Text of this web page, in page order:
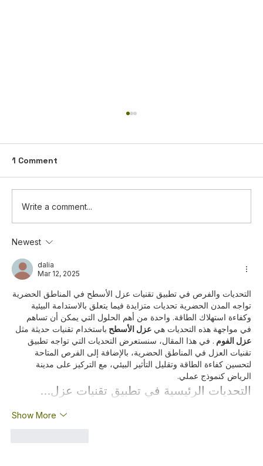
Distribute Bonus Shares
(Capitalization of Additional Paid-in
Capital / Share Premium)
1 Comment
Write a comment...
Newest
dalia
Mar 12, 2025
التحديات والفرص في تطبيق تقنيات عزل الأسطح في المناطق الحضرية
تواجه المدن الحضرية تحديات متزايدة فيما يتعلق بالاستدامة البيئية
وكفاءة استهلاك الطاقة. واحدة من أهم الحلول التي يمكن أن تساهم
في مواجهة هذه التحديات هي عزل الأسطح باستخدام تقنيات حديثة مثل
عزل الفوم . في هذا المقال، سنستعرض التحديات التي تواجه تطبيق
تقنيات العزل في المناطق الحضرية، بالإضافة إلى الفرص المتاحة
لتحسين كفاءة الطاقة وتقليل التأثير البيئي، مع التركيز على مدينة
الرياض كنموذج عملي.
التحديات الرئيسية في تطبيق تقنيات عزل…
Show More